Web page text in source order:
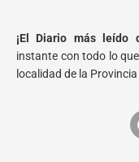
¡El Diario más leído
instante con todo lo
localidad de la